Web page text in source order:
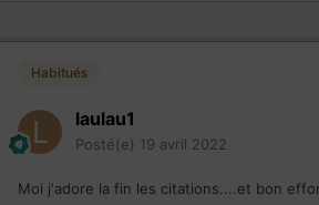
Habitués
laulau1
Posté(e) 19 avril 2022
Moi j'adore la fin les citations....et bon